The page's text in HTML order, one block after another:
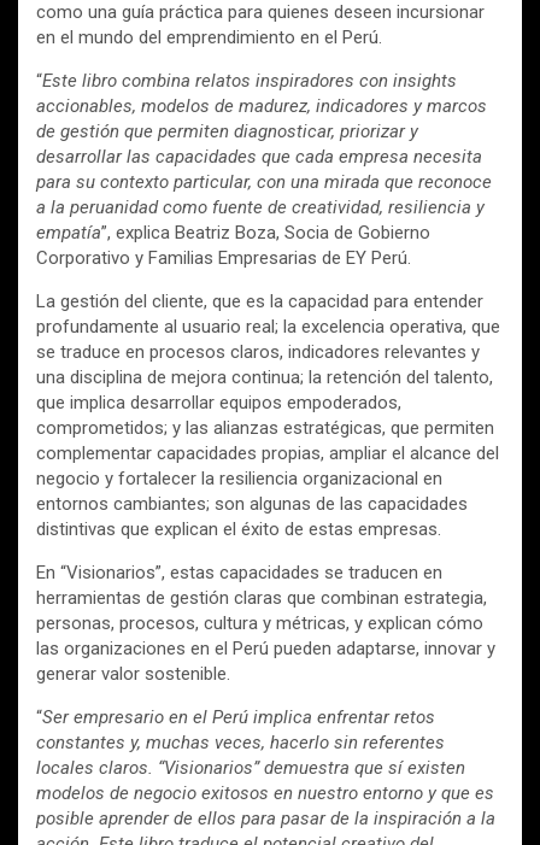
como una guía práctica para quienes deseen incursionar
en el mundo del emprendimiento en el Perú.
“Este libro combina relatos inspiradores con insights
accionables, modelos de madurez, indicadores y marcos
de gestión que permiten diagnosticar, priorizar y
desarrollar las capacidades que cada empresa necesita
para su contexto particular, con una mirada que reconoce
a la peruanidad como fuente de creatividad, resiliencia y
empatía”, explica Beatriz Boza, Socia de Gobierno
Corporativo y Familias Empresarias de EY Perú.
La gestión del cliente, que es la capacidad para entender
profundamente al usuario real; la excelencia operativa, que
se traduce en procesos claros, indicadores relevantes y
una disciplina de mejora continua; la retención del talento,
que implica desarrollar equipos empoderados,
comprometidos; y las alianzas estratégicas, que permiten
complementar capacidades propias, ampliar el alcance del
negocio y fortalecer la resiliencia organizacional en
entornos cambiantes; son algunas de las capacidades
distintivas que explican el éxito de estas empresas.
En “Visionarios”, estas capacidades se traducen en
herramientas de gestión claras que combinan estrategia,
personas, procesos, cultura y métricas, y explican cómo
las organizaciones en el Perú pueden adaptarse, innovar y
generar valor sostenible.
“Ser empresario en el Perú implica enfrentar retos
constantes y, muchas veces, hacerlo sin referentes
locales claros. “Visionarios” demuestra que sí existen
modelos de negocio exitosos en nuestro entorno y que es
posible aprender de ellos para pasar de la inspiración a la